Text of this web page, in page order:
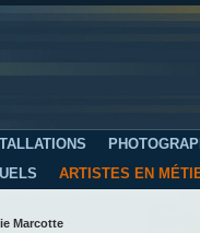
ARTISTES EN
Marcotte